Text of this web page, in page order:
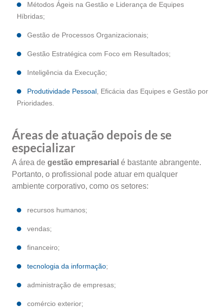
Métodos Ágeis na Gestão e Liderança de Equipes
Híbridas;
Gestão de Processos Organizacionais;
Gestão Estratégica com Foco em Resultados;
Inteligência da Execução;
Produtividade Pessoal , Eficácia das Equipes e Gestão por
Prioridades.
Áreas de atuação depois de se
especializar
A área de gestão empresarial é bastante abrangente.
Portanto, o profissional pode atuar em qualquer
ambiente corporativo, como os setores:
recursos humanos;
vendas;
financeiro;
tecnologia da informação;
administração de empresas;
comércio exterior;